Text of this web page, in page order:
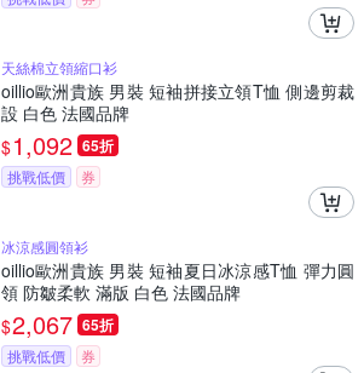
天絲棉立領縮口衫
oillio歐洲貴族 男裝 短袖拼接立領T恤 側邊剪裁
設 白色 法國品牌
$1,092 65折
挑戰低價 券
冰涼感圓領衫
oillio歐洲貴族 男裝 短袖夏日冰涼感T恤 彈力圓
領 防皺柔軟 滿版 白色 法國品牌
$2,067 65折
挑戰低價 券